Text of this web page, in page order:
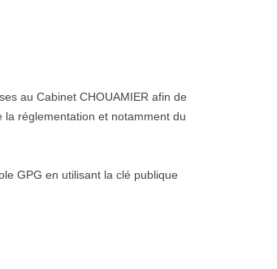
au Cabinet CHOUAMIER afin de
réglementation et notamment du
GPG en utilisant la clé publique